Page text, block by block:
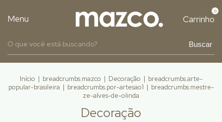
Menu Carrinho
0
Buscar
Início | breadcrumbs.mazco | Decoração | breadcrumbs.arte-
popular-brasileira | breadcrumbs.por-artesao1 | breadcrumbs.mestre-
ze-alves-de-olinda
Decoração